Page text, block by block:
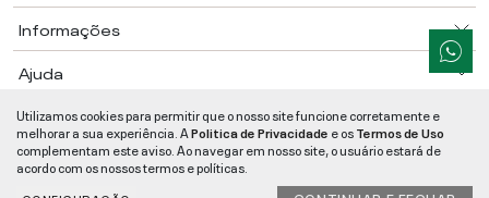
Informações
Ajuda
Segurança e Qualidade
LIVE!©2026- TODOS OS DIREITOS RESERVADOS -RUA MANOEL FRANCISCO
DA COSTA, 1600 - BAIRRO VIEIRA - CEP 89257-207- JARAGUÁ DO SUL/SC
CNPJ:05.108.435/0001-78
Utilizamos cookies para permitir que o nosso site funcione corretamente e
melhorar a sua experiência. APolitica de Privacidade e osTermos de Uso
complementam este aviso. Ao navegar em nosso site, o usuário estará de
acordo com os nossos termos e políticas.